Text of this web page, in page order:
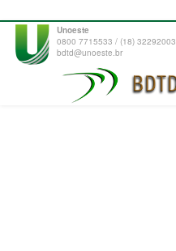
Unoeste
0800 7715533 / (18) 32292003
bdtd@unoeste.br